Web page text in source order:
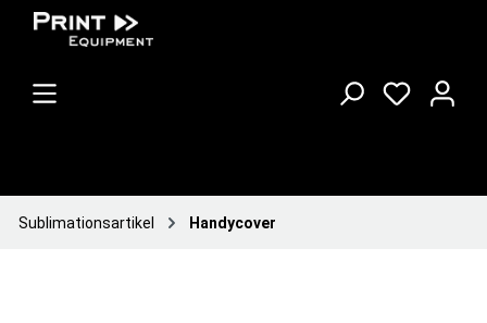
Sublimationsartikel Handycover